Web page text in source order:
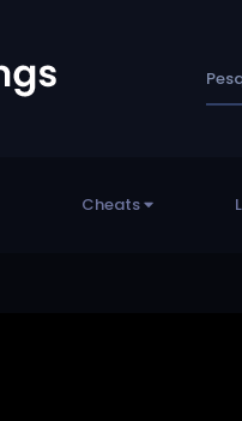
Cheats